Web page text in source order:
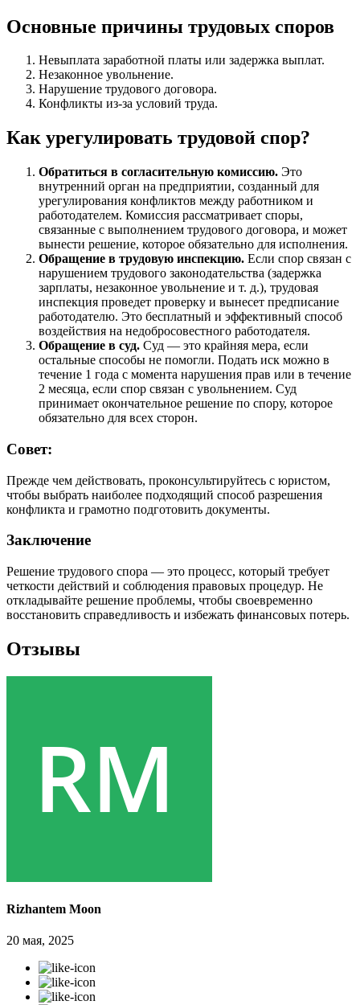
Основные причины трудовых споров
Невыплата заработной платы или задержка выплат.
Незаконное увольнение.
Нарушение трудового договора.
Конфликты из-за условий труда.
Как урегулировать трудовой спор?
Обратиться в согласительную комиссию. Это
внутренний орган на предприятии, созданный для
урегулирования конфликтов между работником и
работодателем. Комиссия рассматривает споры,
связанные с выполнением трудового договора, и может
вынести решение, которое обязательно для исполнения.
Обращение в трудовую инспекцию. Если спор связан с
нарушением трудового законодательства (задержка
зарплаты, незаконное увольнение и т. д.), трудовая
инспекция проведет проверку и вынесет предписание
работодателю. Это бесплатный и эффективный способ
воздействия на недобросовестного работодателя.
Обращение в суд. Суд — это крайняя мера, если
остальные способы не помогли. Подать иск можно в
течение 1 года с момента нарушения прав или в течение
2 месяца, если спор связан с увольнением. Суд
принимает окончательное решение по спору, которое
обязательно для всех сторон.
Совет:
Прежде чем действовать, проконсультируйтесь с юристом,
чтобы выбрать наиболее подходящий способ разрешения
конфликта и грамотно подготовить документы.
Заключение
Решение трудового спора — это процесс, который требует
четкости действий и соблюдения правовых процедур. Не
откладывайте решение проблемы, чтобы своевременно
восстановить справедливость и избежать финансовых потерь.
Отзывы
Rizhantem Moon
20 мая, 2025